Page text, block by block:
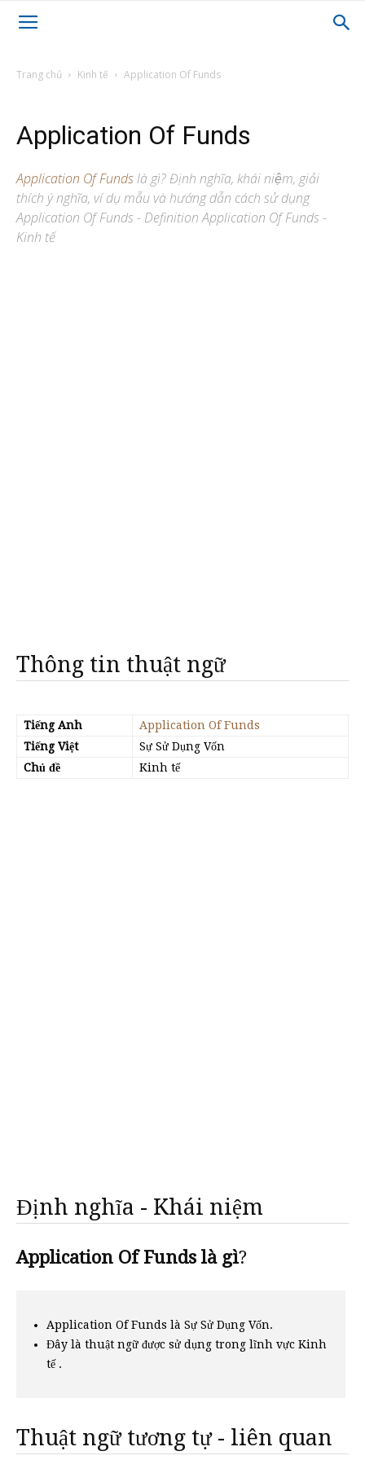
Trang chủ Kinh tế Application Of Funds
Application Of Funds
Application Of Fundslà gì? Định nghĩa, khái niệm, giải
thích ý nghĩa, ví dụ mẫu và hướng dẫn cách sử dụng
Application Of Funds - Definition Application Of Funds -
Kinh tế
Thông tin thuật ngữ
Tiếng Anh
Application Of Funds
Tiếng Việt
Sự Sử Dụng Vốn
Chủ đề
Kinh tế
Định nghĩa - Khái niệm
Application Of Funds là gì?
Application Of Funds là Sự Sử Dụng Vốn.
Đây là thuật ngữ được sử dụng trong lĩnh vực Kinh
tế .
Thuật ngữ tương tự - liên quan